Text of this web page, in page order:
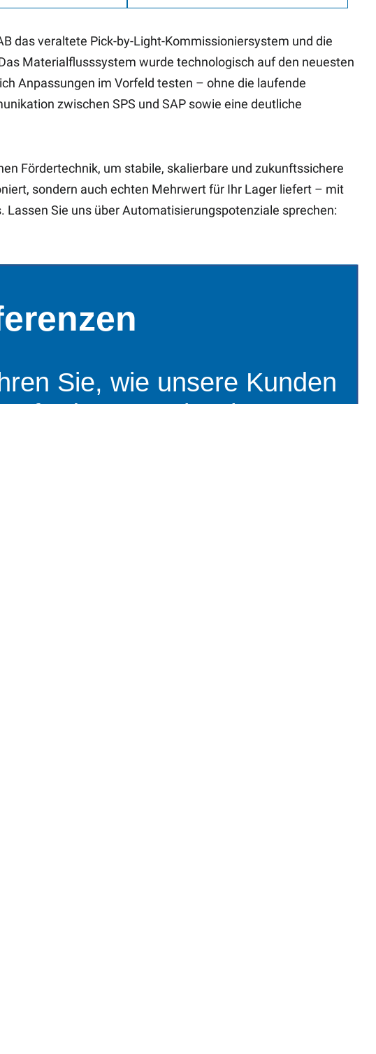
das veraltete Pick-by-Light-Kommissioniersystem und die
Materialflusssystem wurde technologisch auf den neuesten
Anpassungen im Vorfeld testen – ohne die laufende
zwischen SPS und SAP sowie eine deutliche
Fördertechnik, um stabile, skalierbare und zukunftssichere
sondern auch echten Mehrwert für Ihr Lager liefert – mit
Sie uns über Automatisierungspotenziale sprechen: